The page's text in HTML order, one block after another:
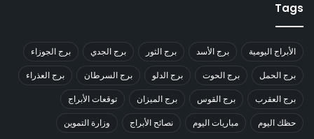
Tags
الأبراج اليومية برج الأسد برج الثور برج الجدي برج الجوزاء
برج الحمل برج الحوت برج الدلو برج السرطان برج العذراء
برج العقرب برج القوس برج الميزان توقعات الأبراج
حظك اليوم مباريات اليوم نصائح الأبراج وزارة التموين